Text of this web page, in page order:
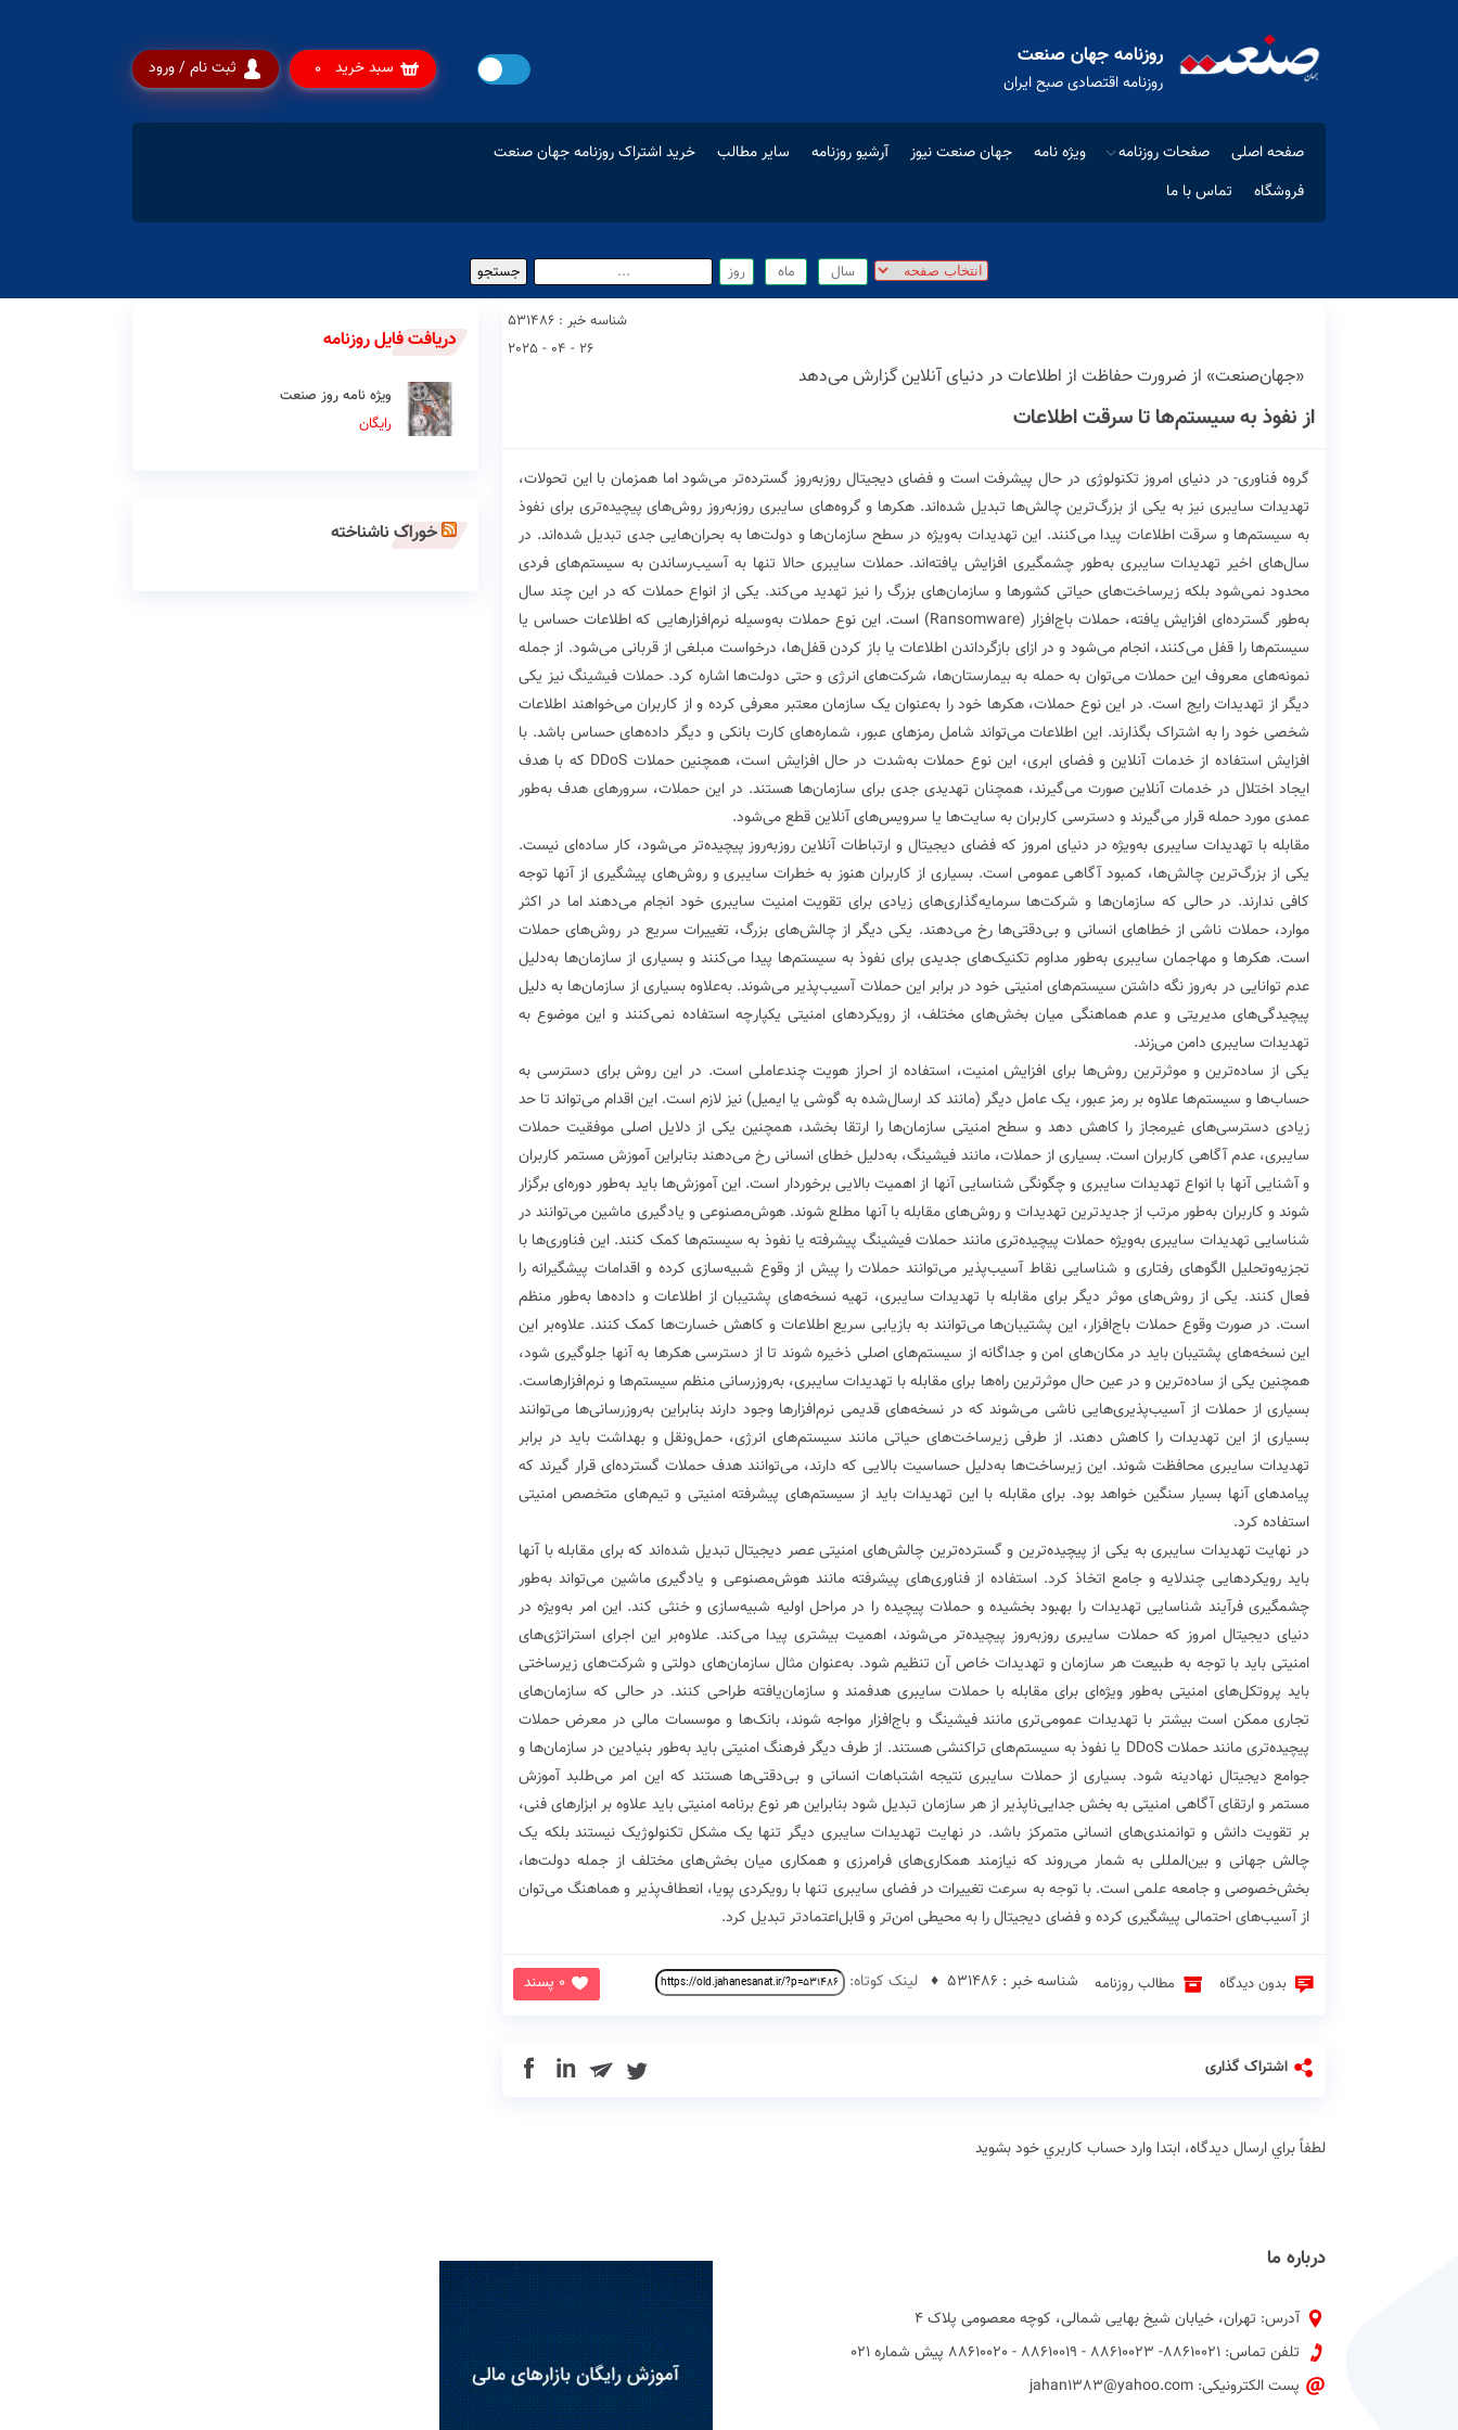
روزنامه جهان صنعت
روزنامه اقتصادی صبح ایران
ثبت نام / ورود سبد خرید 0
صفحه اصلی صفحات روزنامه ویژه نامه جهان صنعت نیوز آرشیو روزنامه سایر مطالب
خرید اشتراک روزنامه جهان صنعت
فروشگاه
تماس با ما
شناسه خبر : 531486
26 - 04 - 2025
«جهان‌صنعت» از ضرورت حفاظت از اطلاعات در دنیای آنلاین گزارش می‌دهد
از نفوذ به سیستم‌ها تا سرقت اطلاعات
گروه فناوری- در دنیای امروز تکنولوژی در حال پیشرفت است و فضای دیجیتال روزبه‌روز گسترده‌تر می‌شود اما همزمان با این تحولات،
تهدیدات سایبری نیز به یکی از بزرگ‌ترین چالش‌ها تبدیل شده‌اند. هکرها و گروه‌های سایبری روزبه‌روز روش‌های پیچیده‌تری برای نفوذ
به سیستم‌ها و سرقت اطلاعات پیدا می‌کنند. این تهدیدات به‌ویژه در سطح سازمان‌ها و دولت‌ها به بحران‌هایی جدی تبدیل شده‌اند. در
سال‌های اخیر تهدیدات سایبری به‌طور چشمگیری افزایش یافته‌اند. حملات سایبری حالا تنها به آسیب‌رساندن به سیستم‌های فردی
محدود نمی‌شود بلکه زیرساخت‌های حیاتی کشورها و سازمان‌های بزرگ را نیز تهدید می‌کند. یکی از انواع حملات که در این چند سال
به‌طور گسترده‌ای افزایش یافته، حملات باج‌افزار (Ransomware) است. این نوع حملات به‌وسیله نرم‌افزارهایی که اطلاعات حساس یا
سیستم‌ها را قفل می‌کنند، انجام می‌شود و در ازای بازگرداندن اطلاعات یا باز کردن قفل‌ها، درخواست مبلغی از قربانی می‌شود. از جمله
نمونه‌های معروف این حملات می‌توان به حمله به بیمارستان‌ها، شرکت‌های انرژی و حتی دولت‌ها اشاره کرد. حملات فیشینگ نیز یکی
دیگر از تهدیدات رایج است. در این نوع حملات، هکرها خود را به‌عنوان یک سازمان معتبر معرفی کرده و از کاربران می‌خواهند اطلاعات
شخصی خود را به اشتراک بگذارند. این اطلاعات می‌تواند شامل رمزهای عبور، شماره‌های کارت بانکی و دیگر داده‌های حساس باشد. با
افزایش استفاده از خدمات آنلاین و فضای ابری، این نوع حملات به‌شدت در حال افزایش است، همچنین حملات DDoS که با هدف
ایجاد اختلال در خدمات آنلاین صورت می‌گیرند، همچنان تهدیدی جدی برای سازمان‌ها هستند. در این حملات، سرورهای هدف به‌طور
عمدی مورد حمله قرار می‌گیرند و دسترسی کاربران به سایت‌ها یا سرویس‌های آنلاین قطع می‌شود.
مقابله با تهدیدات سایبری به‌ویژه در دنیای امروز که فضای دیجیتال و ارتباطات آنلاین روزبه‌روز پیچیده‌تر می‌شود، کار ساده‌ای نیست.
یکی از بزرگ‌ترین چالش‌ها، کمبود آگاهی عمومی است. بسیاری از کاربران هنوز به خطرات سایبری و روش‌های پیشگیری از آنها توجه
کافی ندارند. در حالی که سازمان‌ها و شرکت‌ها سرمایه‌گذاری‌های زیادی برای تقویت امنیت سایبری خود انجام می‌دهند اما در اکثر
موارد، حملات ناشی از خطاهای انسانی و بی‌دقتی‌ها رخ می‌دهند. یکی دیگر از چالش‌های بزرگ، تغییرات سریع در روش‌های حملات
است. هکرها و مهاجمان سایبری به‌طور مداوم تکنیک‌های جدیدی برای نفوذ به سیستم‌ها پیدا می‌کنند و بسیاری از سازمان‌ها به‌دلیل
عدم توانایی در به‌روز نگه داشتن سیستم‌های امنیتی خود در برابر این حملات آسیب‌پذیر می‌شوند. به‌علاوه بسیاری از سازمان‌ها به دلیل
پیچیدگی‌های مدیریتی و عدم هماهنگی میان بخش‌های مختلف، از رویکردهای امنیتی یکپارچه استفاده نمی‌کنند و این موضوع به
تهدیدات سایبری دامن می‌زند.
یکی از ساده‌ترین و موثرترین روش‌ها برای افزایش امنیت، استفاده از احراز هویت چندعاملی است. در این روش برای دسترسی به
حساب‌ها و سیستم‌ها علاوه بر رمز عبور، یک عامل دیگر (مانند کد ارسال‌شده به گوشی یا ایمیل) نیز لازم است. این اقدام می‌تواند تا حد
زیادی دسترسی‌های غیرمجاز را کاهش دهد و سطح امنیتی سازمان‌ها را ارتقا بخشد، همچنین یکی از دلایل اصلی موفقیت حملات
سایبری، عدم آگاهی کاربران است. بسیاری از حملات، مانند فیشینگ، به‌دلیل خطای انسانی رخ می‌دهند بنابراین آموزش مستمر کاربران
و آشنایی آنها با انواع تهدیدات سایبری و چگونگی شناسایی آنها از اهمیت بالایی برخوردار است. این آموزش‌ها باید به‌طور دوره‌ای برگزار
شوند و کاربران به‌طور مرتب از جدیدترین تهدیدات و روش‌های مقابله با آنها مطلع شوند. هوش‌مصنوعی و یادگیری ماشین می‌توانند در
شناسایی تهدیدات سایبری به‌ویژه حملات پیچیده‌تری مانند حملات فیشینگ پیشرفته یا نفوذ به سیستم‌ها کمک کنند. این فناوری‌ها با
تجزیه‌وتحلیل الگوهای رفتاری و شناسایی نقاط آسیب‌پذیر می‌توانند حملات را پیش از وقوع شبیه‌سازی کرده و اقدامات پیشگیرانه را
فعال کنند. یکی از روش‌های موثر دیگر برای مقابله با تهدیدات سایبری، تهیه نسخه‌های پشتیبان از اطلاعات و داده‌ها به‌طور منظم
است. در صورت وقوع حملات باج‌افزار، این پشتیبان‌ها می‌توانند به بازیابی سریع اطلاعات و کاهش خسارت‌ها کمک کنند. علاوه‌بر این
این نسخه‌های پشتیبان باید در مکان‌های امن و جداگانه از سیستم‌های اصلی ذخیره شوند تا از دسترسی هکرها به آنها جلوگیری شود،
همچنین یکی از ساده‌ترین و در عین حال موثرترین راه‌ها برای مقابله با تهدیدات سایبری، به‌روزرسانی منظم سیستم‌ها و نرم‌افزارهاست.
بسیاری از حملات از آسیب‌پذیری‌هایی ناشی می‌شوند که در نسخه‌های قدیمی نرم‌افزارها وجود دارند بنابراین به‌روزرسانی‌ها می‌توانند
بسیاری از این تهدیدات را کاهش دهند. از طرفی زیرساخت‌های حیاتی مانند سیستم‌های انرژی، حمل‌ونقل و بهداشت باید در برابر
تهدیدات سایبری محافظت شوند. این زیرساخت‌ها به‌دلیل حساسیت بالایی که دارند، می‌توانند هدف حملات گسترده‌ای قرار گیرند که
پیامدهای آنها بسیار سنگین خواهد بود. برای مقابله با این تهدیدات باید از سیستم‌های پیشرفته امنیتی و تیم‌های متخصص امنیتی
استفاده کرد.
در نهایت تهدیدات سایبری به یکی از پیچیده‌ترین و گسترده‌ترین چالش‌های امنیتی عصر دیجیتال تبدیل شده‌اند که برای مقابله با آنها
باید رویکردهایی چندلایه و جامع اتخاذ کرد. استفاده از فناوری‌های پیشرفته مانند هوش‌مصنوعی و یادگیری ماشین می‌تواند به‌طور
چشمگیری فرآیند شناسایی تهدیدات را بهبود بخشیده و حملات پیچیده را در مراحل اولیه شبیه‌سازی و خنثی کند. این امر به‌ویژه در
دنیای دیجیتال امروز که حملات سایبری روزبه‌روز پیچیده‌تر می‌شوند، اهمیت بیشتری پیدا می‌کند. علاوه‌بر این اجرای استراتژی‌های
امنیتی باید با توجه به طبیعت هر سازمان و تهدیدات خاص آن تنظیم شود. به‌عنوان مثال سازمان‌های دولتی و شرکت‌های زیرساختی
باید پروتکل‌های امنیتی به‌طور ویژه‌ای برای مقابله با حملات سایبری هدفمند و سازمان‌یافته طراحی کنند. در حالی که سازمان‌های
تجاری ممکن است بیشتر با تهدیدات عمومی‌تری مانند فیشینگ و باج‌افزار مواجه شوند، بانک‌ها و موسسات مالی در معرض حملات
پیچیده‌تری مانند حملات DDoS یا نفوذ به سیستم‌های تراکنشی هستند. از طرف دیگر فرهنگ امنیتی باید به‌طور بنیادین در سازمان‌ها و
جوامع دیجیتال نهادینه شود. بسیاری از حملات سایبری نتیجه اشتباهات انسانی و بی‌دقتی‌ها هستند که این امر می‌طلبد آموزش
مستمر و ارتقای آگاهی امنیتی به بخش جدایی‌ناپذیر از هر سازمان تبدیل شود بنابراین هر نوع برنامه امنیتی باید علاوه بر ابزارهای فنی،
بر تقویت دانش و توانمندی‌های انسانی متمرکز باشد. در نهایت تهدیدات سایبری دیگر تنها یک مشکل تکنولوژیک نیستند بلکه یک
چالش جهانی و بین‌المللی به شمار می‌روند که نیازمند همکاری‌های فرامرزی و همکاری میان بخش‌های مختلف از جمله دولت‌ها،
بخش‌خصوصی و جامعه علمی است. با توجه به سرعت تغییرات در فضای سایبری تنها با رویکردی پویا، انعطاف‌پذیر و هماهنگ می‌توان
از آسیب‌های احتمالی پیشگیری کرده و فضای دیجیتال را به محیطی امن‌تر و قابل‌اعتمادتر تبدیل کرد.
بدون دیدگاه مطالب روزنامه 0 پسند شناسه خبر : 531486 ♦ لینک کوتاه:
اشتراک گذاری in
لطفاً براي ارسال دیدگاه، ابتدا وارد حساب كاربري خود بشويد
دریافت فایل روزنامه
ویژه نامه روز صنعت
رایگان
خوراک ناشناخته
درباره ما
آدرس: تهران، خیابان شیخ بهایی شمالی، کوچه معصومی پلاک 4
تلفن تماس: 88610021- 88610023 - 88610019 - 88610020 پیش شماره 021
پست الکترونیکی: jahan1383@yahoo.com